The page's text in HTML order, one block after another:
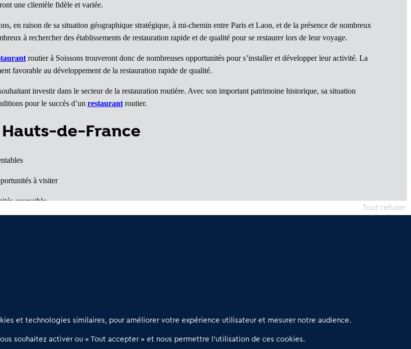
une clientèle fidèle et variée.
en raison de sa situation géographique stratégique, à mi-chemin entre Paris et Laon, et de la présence de nombreux
à rechercher des établissements de restauration rapide et de qualité pour se restaurer lors de leur voyage.
routier à Soissons trouveront donc de nombreuses opportunités pour s’installer et développer leur activité. La
favorable au développement de la restauration rapide de qualité.
investir dans le secteur de la restauration routière. Avec son important patrimoine historique, sa situation
pour le succès d’un restaurant routier.
de-France
à visiter
accessible
17
nous
et technologies similaires, pour améliorer votre expérience utilisateur et mesurer notre audience.
souhaitez activer ou « Tout accepter » et nous permettre l’utilisation de ces cookies.
Tout refuser